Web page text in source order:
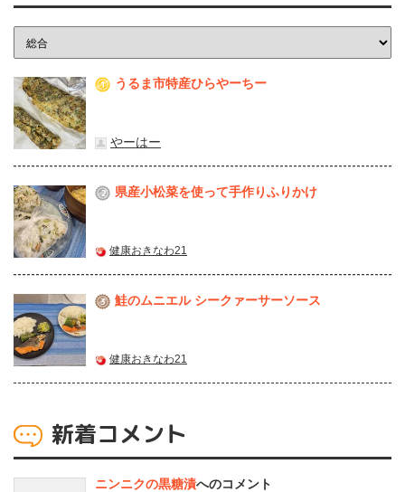
1 うるま市特産ひらやーちー
やーはー
2 県産⼩松菜を使って⼿作りふりかけ
健康おきなわ21
3 鮭のムニエル シークァーサーソース
健康おきなわ21
新着コメント
ニンニクの黒糖漬へのコメント